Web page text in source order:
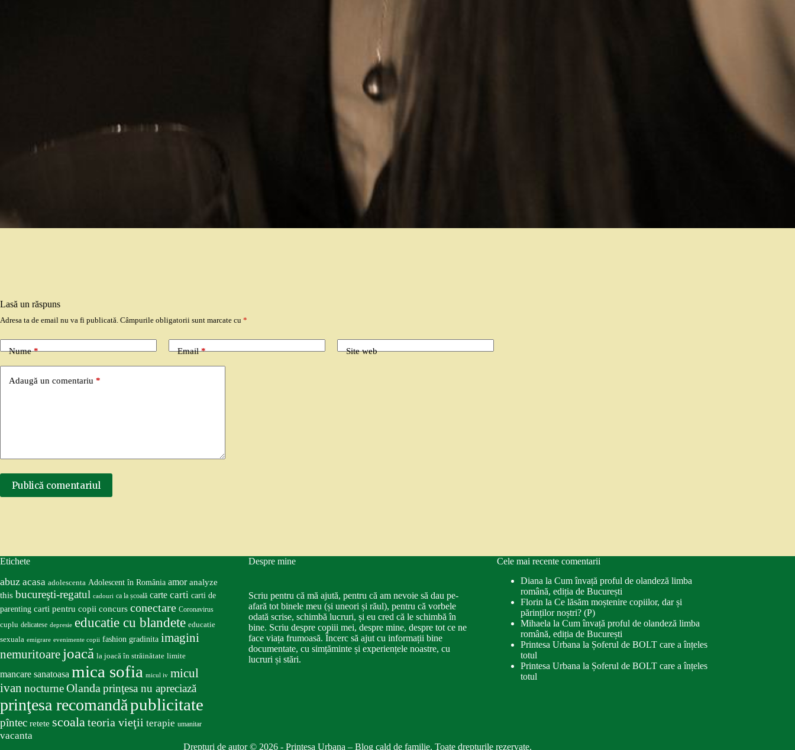
Lasă un răspuns
Adresa ta de email nu va fi publicată. Câmpurile obligatorii sunt marcate cu *
Nume* Email* Site web
Adaugă un comentariu *
Publică comentariul
Etichete
abuz acasa adolescenta Adolescent în România amor analyze
this bucureşti-regatul cadouri ca la școală carte carti carti de
parenting carti pentru copii concurs conectare Coronavirus
cuplu delicatese depresie educatie cu blandete educatie
sexuala emigrare evenimente copii fashion gradinita imagini
nemuritoare joacă la joacă în străinătate limite
mancare sanatoasa mica sofia micul iv micul
ivan nocturneOlanda prinţesa nu apreciază
prinţesa recomandăpublicitate
pîntec retete scoalateoria vieţii terapie umanitar
vacanta
Despre mine
Scriu pentru că mă ajută, pentru că am nevoie să dau pe-
afară tot binele meu (și uneori și răul), pentru că vorbele
odată scrise, schimbă lucruri, și eu cred că le schimbă în
bine. Scriu despre copiii mei, despre mine, despre tot ce ne
face viața frumoasă. Încerc să ajut cu informații bine
documentate, cu simțăminte și experiențele noastre, cu
lucruri și stări.
Cele mai recente comentarii
Diana la Cum învață proful de olandeză limba
română, ediția de București
Florin la Ce lăsăm moștenire copiilor, dar și
părinților noștri? (P)
Mihaela la Cum învață proful de olandeză limba
română, ediția de București
Printesa Urbana la Șoferul de BOLT care a înțeles
totul
Printesa Urbana la Șoferul de BOLT care a înțeles
totul
Drepturi de autor © 2026 - Printesa Urbana – Blog cald de familie. Toate drepturile rezervate.